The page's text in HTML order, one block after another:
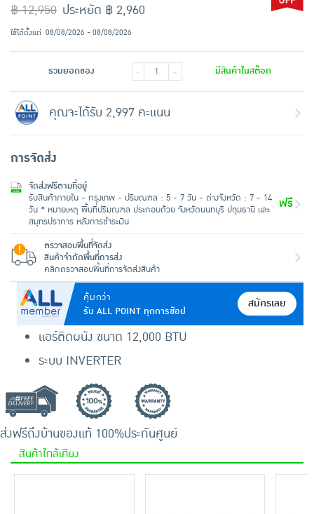
คุ้มกว่า
รับ ALL POINT ทุกการช้อป
สมัครเลย
แอร์ติดผนัง ขนาด 12,000 BTU
ระบบ INVERTER
฿ 12,950 ประหยัด ฿ 2,960
ใช้ได้ตั้งแต่ 08/08/2026 - 08/08/2026
รวมยอดของ - + มีสินค้าในสต๊อก
คุณจะได้รับ 2,997 คะแนน
การจัดส่ง
จัดส่งฟรีตามที่อยู่
รับสินค้าภายใน - กรุงเทพ - ปริมณฑล : 5 - 7 วัน - ต่างจังหวัด : 7 - 14
วัน * หมายเหตุ พื้นที่ปริมณฑล ประกอบด้วย จังหวัดนนทบุรี ปทุมธานี และ
สมุทรปราการ หลังการชำระเงิน
ฟรี
ตรวจสอบพื้นที่จัดส่ง
สินค้าจำกัดพื้นที่การส่ง
คลิกตรวจสอบพื้นที่การจัดส่งสินค้า
ส่งฟรีถึงบ้านของแท้ 100%ประกันศูนย์
สินค้าใกล้เคียง